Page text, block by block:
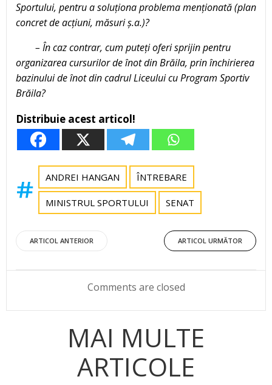
Sportului, pentru a soluționa problema menționată (plan
concret de acțiuni, măsuri ș.a.)?
– În caz contrar, cum puteți oferi sprijin pentru
organizarea cursurilor de înot din Brăila, prin închirierea
bazinului de înot din cadrul Liceului cu Program Sportiv
Brăila?
Distribuie acest articol!
ANDREI HANGAN ÎNTREBARE
MINISTRUL SPORTULUI SENAT
Post
navigation
ARTICOL ANTERIOR
Post
navigation
ARTICOL URMĂTOR
Comments are closed
MAI MULTE
ARTICOLE